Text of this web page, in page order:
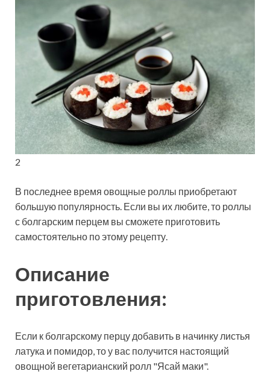
2
В последнее время овощные роллы приобретают
большую популярность. Если вы их любите, то роллы
с болгарским перцем вы сможете приготовить
самостоятельно по этому рецепту.
Описание
приготовления:
Если к болгарскому перцу добавить в начинку листья
латука и помидор, то у вас получится настоящий
овощной вегетарианский ролл "Ясай маки".